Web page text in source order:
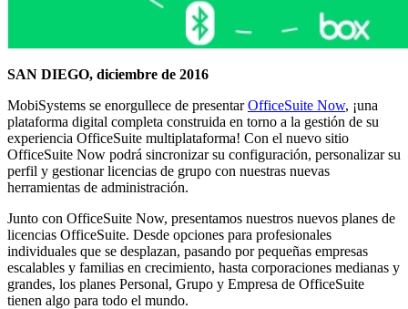
SAN DIEGO, diciembre de 2016
MobiSystems se enorgullece de presentarOfficeSuite Now, ¡una
plataforma digital completa construida en torno a la gestión de su
experiencia OfficeSuite multiplataforma! Con el nuevo sitio
OfficeSuite Now podrá sincronizar su configuración, personalizar su
perfil y gestionar licencias de grupo con nuestras nuevas
herramientas de administración.
Junto con OfficeSuite Now, presentamos nuestros nuevos planes de
licencias OfficeSuite. Desde opciones para profesionales
individuales que se desplazan, pasando por pequeñas empresas
escalables y familias en crecimiento, hasta corporaciones medianas y
grandes, los planes Personal, Grupo y Empresa de OfficeSuite
tienen algo para todo el mundo.